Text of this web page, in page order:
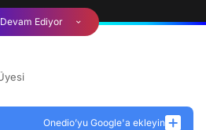
Ediyor
Onedio’yu Google'a ekleyin